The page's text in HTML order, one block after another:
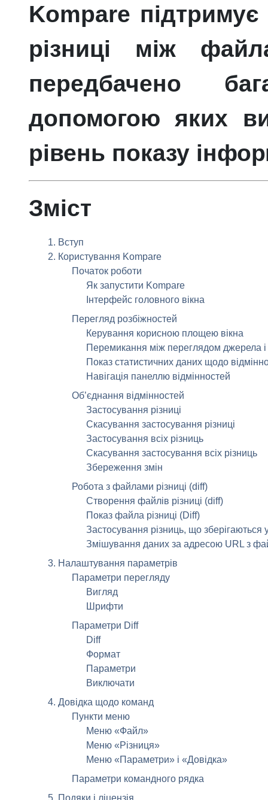
Kompare
різниці між
передбачено
допомогою яких
рівень показу
Зміст
1. Вступ
2. Користування Kompare
Початок роботи
Як запустити Kompare
Інтерфейс головного вікна
Перегляд розбіжностей
Керування корисною площею вікна
Перемикання між переглядом джерела
Показ статистичних даних щодо
Навігація панеллю відмінностей
Об’єднання відмінностей
Застосування різниці
Скасування застосування різниці
Застосування всіх різниць
Скасування застосування всіх різниць
Збереження змін
Робота з файлами різниці (diff)
Створення файлів різниці (diff)
Показ файла різниці (Diff)
Застосування різниць, що зберігаються
Змішування даних за адресою URL з
3. Налаштування параметрів
Параметри перегляду
Вигляд
Шрифти
Параметри Diff
Diff
Формат
Параметри
Виключати
4. Довідка щодо команд
Пункти меню
Меню «Файл»
Меню «Різниця»
Меню «Параметри» і «Довідка»
Параметри командного рядка
5. Подяки і ліцензія